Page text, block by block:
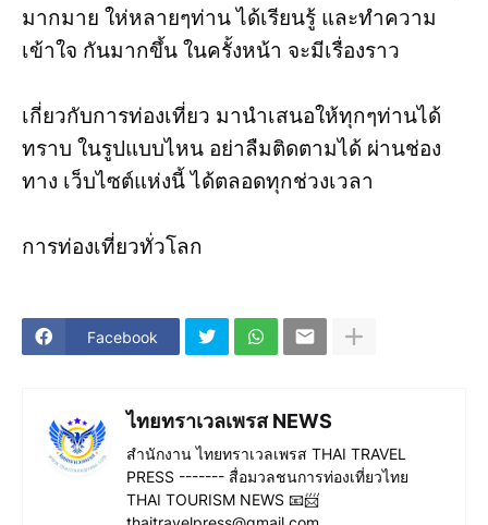
มากมาย ให่หลายๆท่าน ได้เรียนรู้ และทำความ
เข้าใจ กันมากขึ้น ในครั้งหน้า จะมีเรื่องราว
เกี่ยวกับการท่องเที่ยว มานำเสนอให้ทุกๆท่านได้
ทราบ ในรูปแบบไหน อย่าลืมติดตามได้ ผ่านช่อง
ทาง เว็บไซต์แห่งนี้ ได้ตลอดทุกช่วงเวลา
การท่องเที่ยวทั่วโลก
Facebook
ไทยทราเวลเพรส NEWS
สำนักงาน ไทยทราเวลเพรส THAI TRAVEL
PRESS ------- สื่อมวลชนการท่องเที่ยวไทย
THAI TOURISM NEWS 📧📨